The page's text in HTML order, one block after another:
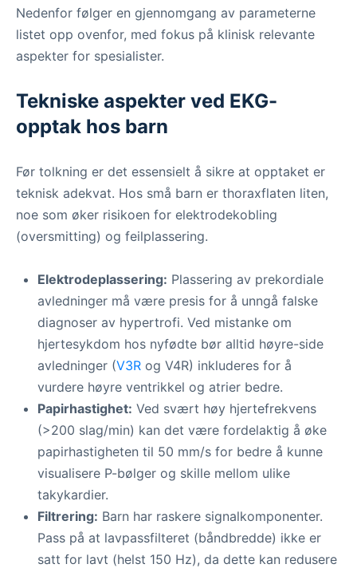
Nedenfor følger en gjennomgang av parameterne
listet opp ovenfor, med fokus på klinisk relevante
aspekter for spesialister.
Tekniske aspekter ved EKG-
opptak hos barn
Før tolkning er det essensielt å sikre at opptaket er
teknisk adekvat. Hos små barn er thoraxflaten liten,
noe som øker risikoen for elektrodekobling
(oversmitting) og feilplassering.
Elektrodeplassering: Plassering av prekordiale
avledninger må være presis for å unngå falske
diagnoser av hypertrofi. Ved mistanke om
hjertesykdom hos nyfødte bør alltid høyre-side
avledninger (V3R og V4R) inkluderes for å
vurdere høyre ventrikkel og atrier bedre.
Papirhastighet: Ved svært høy hjertefrekvens
(>200 slag/min) kan det være fordelaktig å øke
papirhastigheten til 50 mm/s for bedre å kunne
visualisere P-bølger og skille mellom ulike
takykardier.
Filtrering: Barn har raskere signalkomponenter.
Pass på at lavpassfilteret (båndbredde) ikke er
satt for lavt (helst 150 Hz), da dette kan redusere